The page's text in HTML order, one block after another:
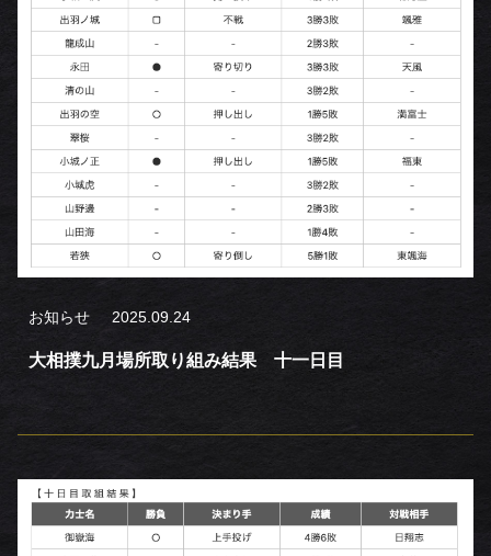
お知らせ 2025.09.24
大相撲九月場所取り組み結果 十一日目